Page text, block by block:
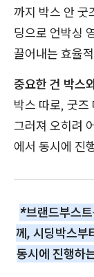
까지 박스 안 굿
딩으로 언박싱
끌어내는 효율
중요한 건 박스
박스 따로, 굿즈
그러져 오히려
에서 동시에 진
*브랜드부스
께, 시딩박스부
동시에 진행하